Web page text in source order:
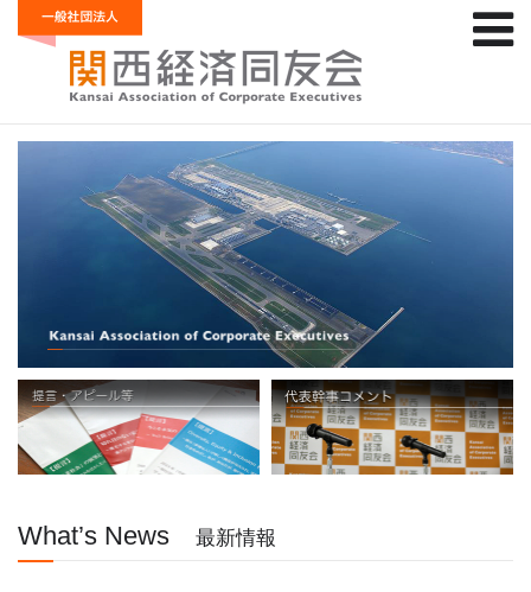
What’s News 最新情報